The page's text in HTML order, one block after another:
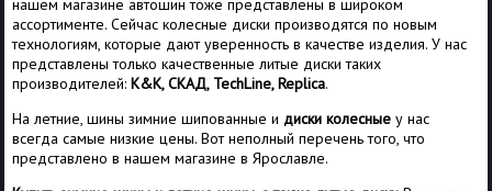
нашем магазине автошин тоже представлены в широком
ассортименте. Сейчас колесные диски производятся по новым
технологиям, которые дают уверенность в качестве изделия. У нас
представлены только качественные литые диски таких
производителей: K&K, СКАД, TechLine, Replica.
На летние, шины зимние шипованные и диски колесные у нас
всегда самые низкие цены. Вот неполный перечень того, что
представлено в нашем магазине в Ярославле.